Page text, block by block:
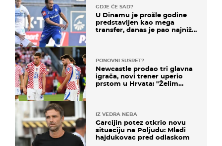
GDJE ĆE SAD?
U Dinamu je prošle godine
predstavljen kao mega
transfer, danas je pao najniže
PONOVNI SUSRET?
Newcastle prodao tri glavna
igrača, novi trener uperio
prstom u Hrvata: "Želim
IZ VEDRA NEBA
Garcijin potez otkrio novu
situaciju na Poljudu: Mladi
hajdukovac pred odlaskom